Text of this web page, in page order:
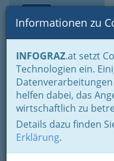
Informationen zu
INFOGRAZ.at setzt
Technologien ein.
helfen dabei, das
wirtschaftlich zu
Details dazu finden
Erklärung.
Home Branchen
Der Handel nach WKO-
Foto-und Optik- &
Medizinproduktehandel
EMIT Dr.
Hugo-Wolf-Gasse 2,
+43 316 361 179
+43 316 361 179-9